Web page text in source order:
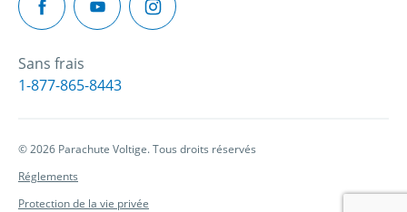
Sans frais
1-877-865-8443
© 2026 Parachute Voltige. Tous droits réservés
Réglements
Protection de la vie privée